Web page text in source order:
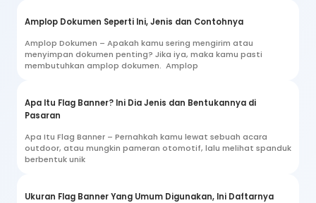
Amplop Dokumen Seperti Ini, Jenis dan Contohnya
Amplop Dokumen – Apakah kamu sering mengirim atau
menyimpan dokumen penting? Jika iya, maka kamu pasti
membutuhkan amplop dokumen. Amplop
Apa Itu Flag Banner? Ini Dia Jenis dan Bentukannya di
Pasaran
Apa Itu Flag Banner – Pernahkah kamu lewat sebuah acara
outdoor, atau mungkin pameran otomotif, lalu melihat spanduk
berbentuk unik
Ukuran Flag Banner Yang Umum Digunakan, Ini Daftarnya